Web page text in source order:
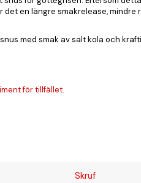
en längre smakrelease, mindre
med smak av salt kola och
för tillfället.
Skruf